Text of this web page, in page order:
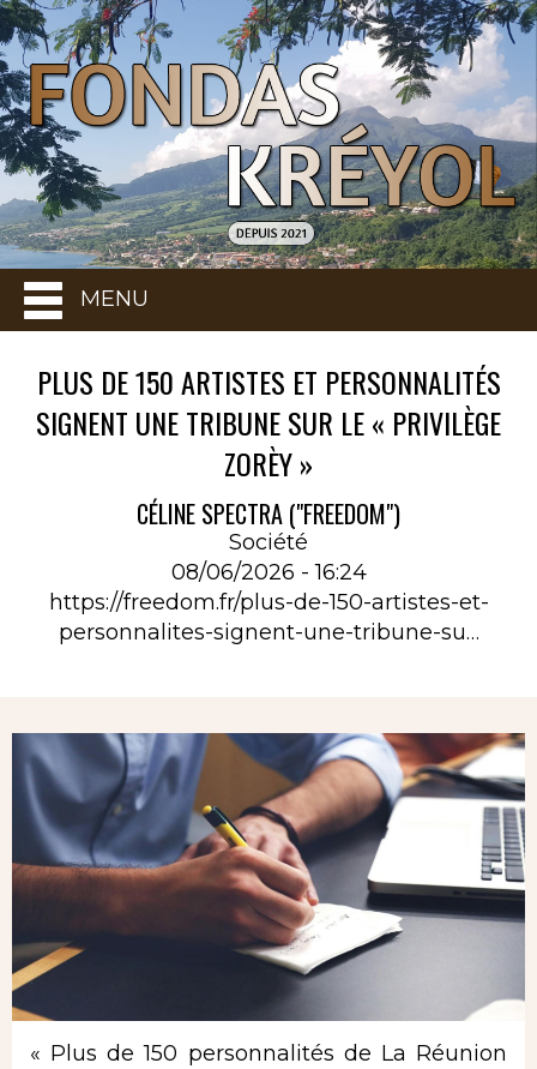
MENU
PLUS DE 150 ARTISTES ET PERSONNALITÉS
SIGNENT UNE TRIBUNE SUR LE « PRIVILÈGE
ZORÈY »
CÉLINE SPECTRA ("FREEDOM")
Société
08/06/2026 - 16:24
https://freedom.fr/plus-de-150-artistes-et-
personnalites-signent-une-tribune-su…
« Plus de 150 personnalités de La Réunion